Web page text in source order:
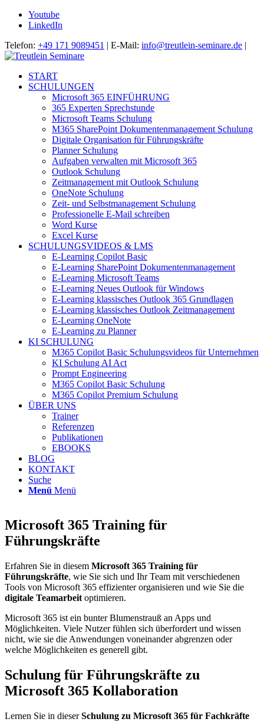
Youtube
LinkedIn
Telefon: +49 171 9089451 | E-Mail: info@treutlein-seminare.de |
START
SCHULUNGEN
Microsoft 365 EINFÜHRUNG
365 Experten Sprechstunde
Microsoft Teams Schulung
M365 SharePoint Dokumentenmanagement Schulung
Digitale Organisation für Führungskräfte
Planner Schulung
Aufgaben verwalten mit Microsoft 365
Outlook Schulung
Zeitmanagement mit Outlook Schulung
OneNote Schulung
Zeit- und Selbstmanagement Schulung
Professionelle E-Mail schreiben
Word Kurse
Excel Kurse
SCHULUNGSVIDEOS & LMS
E-Learning Copilot Basic
E-Learning SharePoint Dokumentenmanagement
E-Learning Microsoft Teams
E-Learning Neues Outlook für Windows
E-Learning klassisches Outlook 365 Grundlagen
E-Learning klassisches Outlook Zeitmanagement
E-Learning OneNote
E-Learning zu Planner
KI SCHULUNG
M365 Copilot Basic Schulungsvideos für Unternehmen
KI Schulung AI Act
Prompt Engineering
M365 Copilot Basic Schulung
M365 Copilot Premium Schulung
ÜBER UNS
Trainer
Referenzen
Publikationen
EBOOKS
BLOG
KONTAKT
Suche
Menü Menü
Microsoft 365 Training für
Führungskräfte
Erfahren Sie in diesem Microsoft 365 Training für
Führungskräfte, wie Sie sich und Ihr Team mit verschiedenen
Tools von Microsoft 365 effizienter organisieren und wie Sie die
digitale Teamarbeit optimieren.
Microsoft 365 ist ein bunter Blumenstrauß an Apps und
Möglichkeiten. Viele Nutzer fühlen sich überfordert und wissen
nicht, wie sie die Anwendungen voneinander abgrenzen oder
welche Möglichkeiten es generell gibt.
Schulung für Führungskräfte zu
Microsoft 365 Kollaboration
Lernen Sie in dieserSchulung zu Microsoft 365 für Fachkräfte